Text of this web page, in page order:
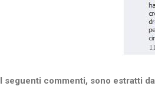
I seguenti commenti, sono estratti da